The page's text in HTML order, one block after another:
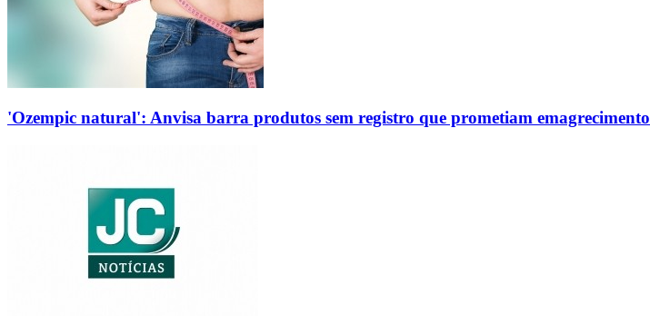
'Ozempic natural': Anvisa barra produtos sem registro que prometiam emagrecimento